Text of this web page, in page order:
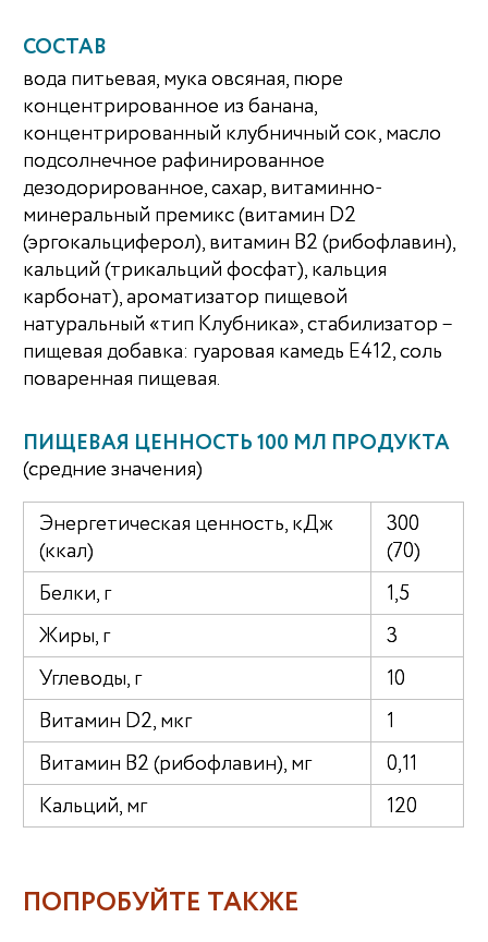
СОСТАВ
вода питьевая, мука овсяная, пюре
концентрированное из банана,
концентрированный клубничный сок, масло
подсолнечное рафинированное
дезодорированное, сахар, витаминно-
минеральный премикс (витамин D2
(эргокальциферол), витамин В2 (рибофлавин),
кальций (трикальций фосфат), кальция
карбонат), ароматизатор пищевой
натуральный «тип Клубника», стабилизатор –
пищевая добавка: гуаровая камедь Е412, соль
поваренная пищевая.
ПИЩЕВАЯ ЦЕННОСТЬ 100 МЛ ПРОДУКТА
(средние значения)
Энергетическая ценность, кДж
(ккал)
300
(70)
Белки, г
1,5
Жиры, г
3
Углеводы, г
10
Витамин D2, мкг
1
Витамин В2 (рибофлавин), мг
0,11
Кальций, мг
120
ПОПРОБУЙТЕ ТАКЖЕ